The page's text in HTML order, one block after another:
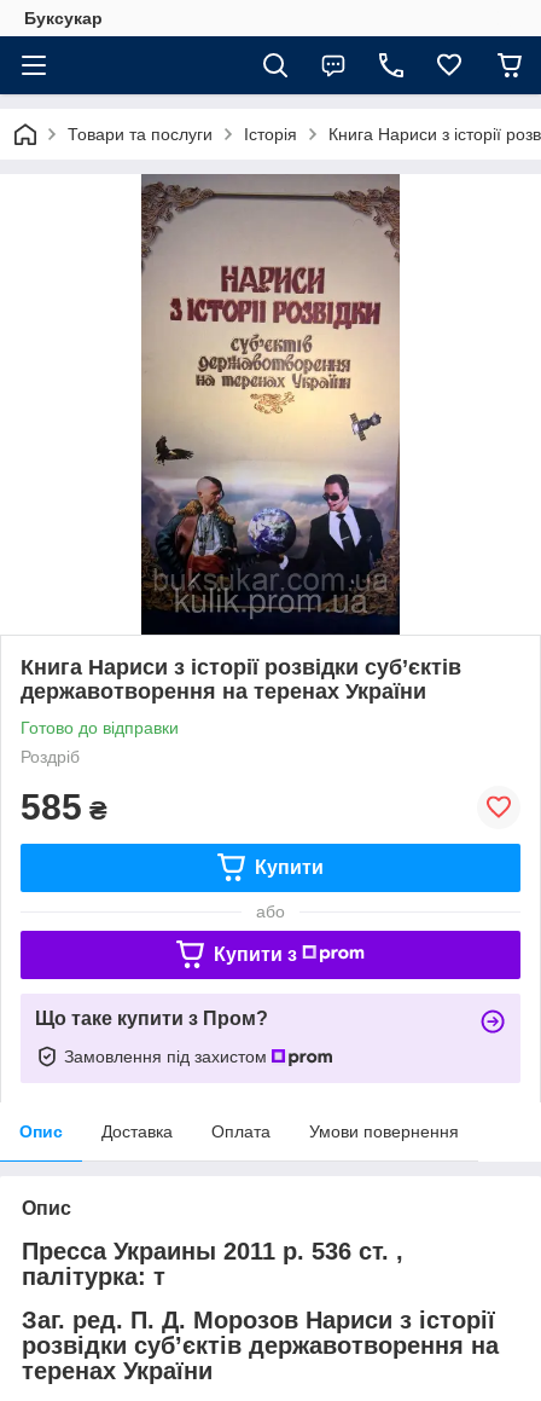
Буксукар
Товари та послуги Історія Книга Нариси з історії
Книга Нариси з історії розвідки суб’єктів
державотворення на теренах України
Готово до відправки
Роздріб
585 ₴
Купити
або
Купити з
Що таке купити з Пром?
Замовлення під захистом
Опис Доставка Оплата Умови повернення
Опис
Пресса Украины 2011 р. 536 ст. ,
палітурка: т
Заг. ред. П. Д. Морозов Нариси з історії
розвідки суб’єктів державотворення на
теренах України